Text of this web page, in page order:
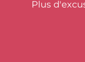
Plus